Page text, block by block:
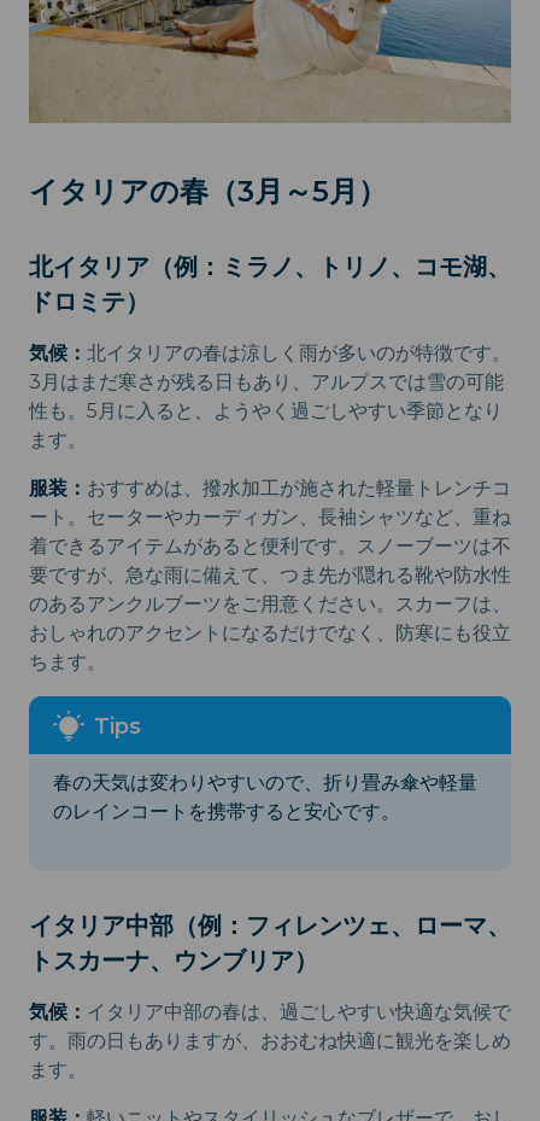
イタリアの春（3月～5月）
北イタリア（例：ミラノ、トリノ、コモ湖、
ドロミテ）
気候： 北イタリアの春は涼しく雨が多いのが特徴です。
3月はまだ寒さが残る日もあり、アルプスでは雪の可能
性も。5月に入ると、ようやく過ごしやすい季節となり
ます。
服装： おすすめは、撥水加工が施された軽量トレンチコ
ート。セーターやカーディガン、長袖シャツなど、重ね
着できるアイテムがあると便利です。スノーブーツは不
要ですが、急な雨に備えて、つま先が隠れる靴や防水性
のあるアンクルブーツをご用意ください。スカーフは、
おしゃれのアクセントになるだけでなく、防寒にも役立
ちます。
春の天気は変わりやすいので、折り畳み傘や軽量
のレインコートを携帯すると安心です。
イタリア中部（例：フィレンツェ、ローマ、
トスカーナ、ウンブリア）
気候： イタリア中部の春は、過ごしやすい快適な気候で
す。雨の日もありますが、おおむね快適に観光を楽しめ
ます。